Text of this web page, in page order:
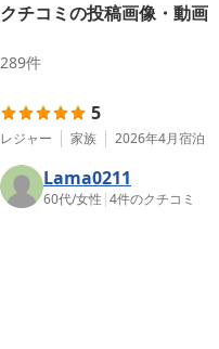
クチコミの投稿画像・動画
289件
5
レジャー 家族 2026年4月宿泊
Lama0211
60代/女性 |4件のクチコミ